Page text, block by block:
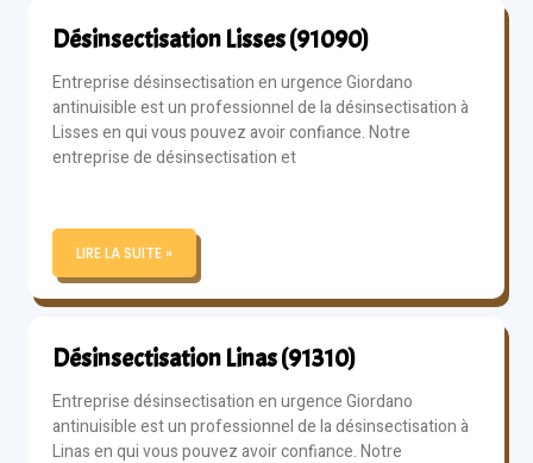
Désinsectisation Lisses (91090)
Entreprise désinsectisation en urgence Giordano
antinuisible est un professionnel de la désinsectisation à
Lisses en qui vous pouvez avoir confiance. Notre
entreprise de désinsectisation et
LIRE LA SUITE »
Désinsectisation Linas (91310)
Entreprise désinsectisation en urgence Giordano
antinuisible est un professionnel de la désinsectisation à
Linas en qui vous pouvez avoir confiance. Notre